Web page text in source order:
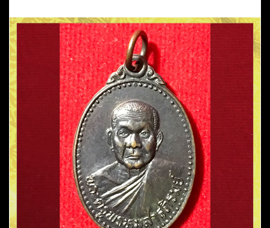
อ.อุบลรัตน์
จ.ขอนแก่น
ชิ้น